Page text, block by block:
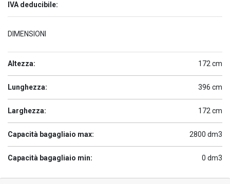
IVA deducibile:
DIMENSIONI
Altezza: 172 cm
Lunghezza: 396 cm
Larghezza: 172 cm
Capacità bagagliaio max: 2800 dm3
Capacità bagagliaio min: 0 dm3